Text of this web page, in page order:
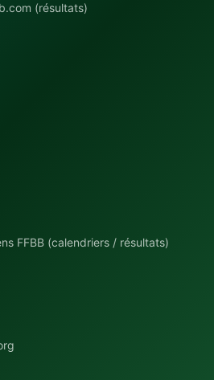
(résultats)
FFBB (calendriers / résultats)